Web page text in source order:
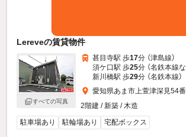
Lereveの賃貸物件
すべての写真
甚目寺駅 歩17分 （津島線）
須ケ口駅 歩25分 （名鉄本線
新川橋駅 歩29分 （名鉄本線）
愛知県あま市上萱津深見54
2階建 / 新築 / 木造
駐車場あり
駐輪場あり 宅配ボックス